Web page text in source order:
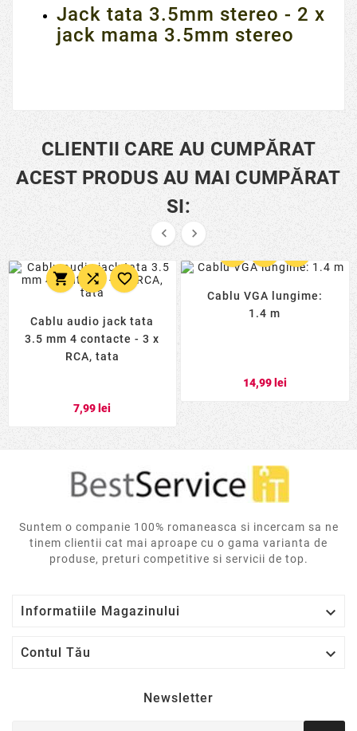
Jack tata 3.5mm stereo - 2 x
jack mama 3.5mm stereo
CLIENTII CARE AU CUMPĂRAT
ACEST PRODUS AU MAI CUMPĂRAT
SI:
 
  
Cablu audio jack tata
3.5 mm 4 contacte - 3 x
RCA, tata
7,99 lei
Cablu VGA lungime:
1.4 m
14,99 lei
Suntem o companie 100% romaneasca si incercam sa ne
tinem clientii cat mai aproape cu o gama varianta de
produse, preturi competitive si servicii de top.
Informatiile Magazinului 
Contul Tău 
Newsletter